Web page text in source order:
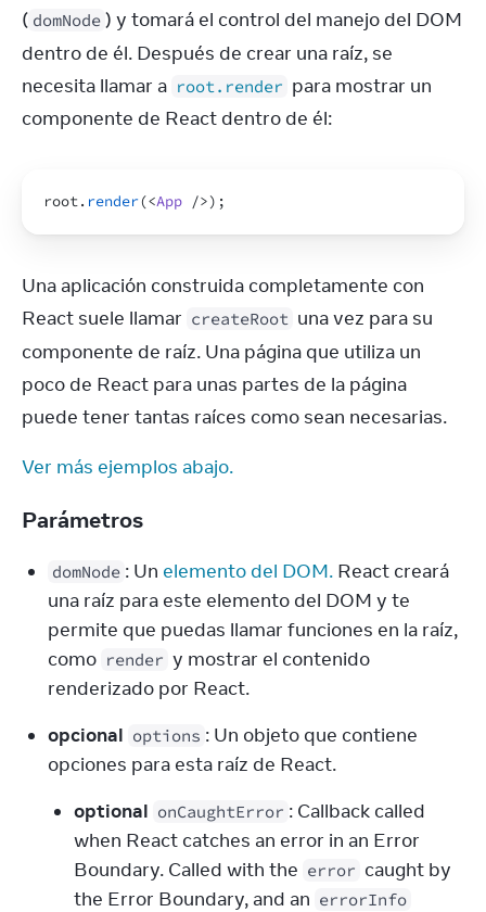
( domNode ) y tomará el control del manejo del DOM
dentro de él. Después de crear una raíz, se
necesita llamar a root.render para mostrar un
componente de React dentro de él:
root. render(<App />) ;
Una aplicación construida completamente con
React suele llamar createRoot una vez para su
componente de raíz. Una página que utiliza un
poco de React para unas partes de la página
puede tener tantas raíces como sean necesarias.
Ver más ejemplos abajo.
Parámetros
domNode : Un elemento del DOM. React creará
una raíz para este elemento del DOM y te
permite que puedas llamar funciones en la raíz,
como render y mostrar el contenido
renderizado por React.
opcional options : Un objeto que contiene
opciones para esta raíz de React.
optional onCaughtError : Callback called
when React catches an error in an Error
Boundary. Called with the error caught by
the Error Boundary, and an errorInfo